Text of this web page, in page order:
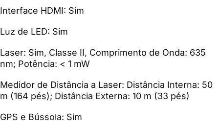
Interface HDMI: Sim
Luz de LED: Sim
Laser: Sim, Classe II, Comprimento de Onda: 635
nm; Potência: < 1 mW
Medidor de Distância a Laser: Distância Interna: 50
m (164 pés); Distância Externa: 10 m (33 pés)
GPS e Bússola: Sim